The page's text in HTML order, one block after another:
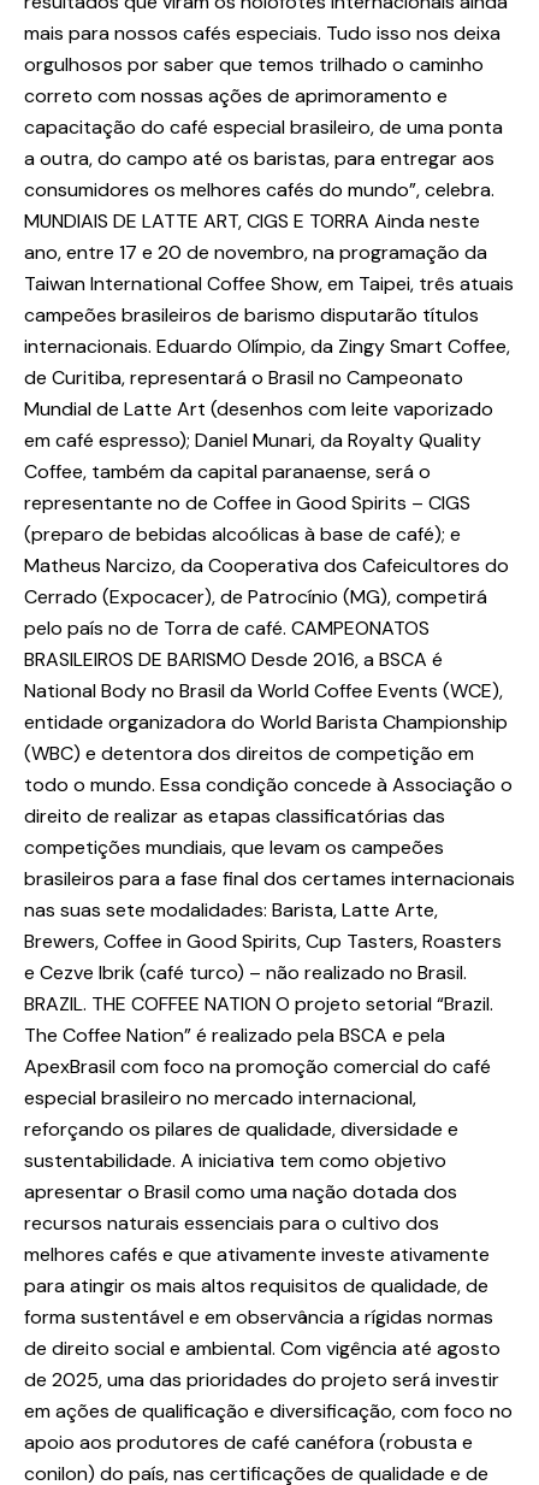
mais para nossos cafés especiais. Tudo isso nos deixa
orgulhosos por saber que temos trilhado o caminho
correto com nossas ações de aprimoramento e
capacitação do café especial brasileiro, de uma ponta
a outra, do campo até os baristas, para entregar aos
consumidores os melhores cafés do mundo”, celebra.
MUNDIAIS DE LATTE ART, CIGS E TORRA Ainda neste
ano, entre 17 e 20 de novembro, na programação da
Taiwan International Coffee Show, em Taipei, três atuais
campeões brasileiros de barismo disputarão títulos
internacionais. Eduardo Olímpio, da Zingy Smart Coffee,
de Curitiba, representará o Brasil no Campeonato
Mundial de Latte Art (desenhos com leite vaporizado
em café espresso); Daniel Munari, da Royalty Quality
Coffee, também da capital paranaense, será o
representante no de Coffee in Good Spirits – CIGS
(preparo de bebidas alcoólicas à base de café); e
Matheus Narcizo, da Cooperativa dos Cafeicultores do
Cerrado (Expocacer), de Patrocínio (MG), competirá
pelo país no de Torra de café. CAMPEONATOS
BRASILEIROS DE BARISMO Desde 2016, a BSCA é
National Body no Brasil da World Coffee Events (WCE),
entidade organizadora do World Barista Championship
(WBC) e detentora dos direitos de competição em
todo o mundo. Essa condição concede à Associação o
direito de realizar as etapas classificatórias das
competições mundiais, que levam os campeões
brasileiros para a fase final dos certames internacionais
nas suas sete modalidades: Barista, Latte Arte,
Brewers, Coffee in Good Spirits, Cup Tasters, Roasters
e Cezve Ibrik (café turco) – não realizado no Brasil.
BRAZIL. THE COFFEE NATION O projeto setorial “Brazil.
The Coffee Nation” é realizado pela BSCA e pela
ApexBrasil com foco na promoção comercial do café
especial brasileiro no mercado internacional,
reforçando os pilares de qualidade, diversidade e
sustentabilidade. A iniciativa tem como objetivo
apresentar o Brasil como uma nação dotada dos
recursos naturais essenciais para o cultivo dos
melhores cafés e que ativamente investe ativamente
para atingir os mais altos requisitos de qualidade, de
forma sustentável e em observância a rígidas normas
de direito social e ambiental. Com vigência até agosto
de 2025, uma das prioridades do projeto será investir
em ações de qualificação e diversificação, com foco no
apoio aos produtores de café canéfora (robusta e
conilon) do país, nas certificações de qualidade e de